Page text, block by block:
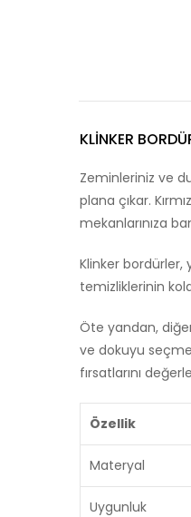
KLINKER
Zeminleriniz ve
plana çıkar.
mekanlarınıza
Klinker bordürler,
temizliklerinin
Öte yandan,
ve dokuyu
fırsatlarını
Özellik
Materyal
Uygunluk